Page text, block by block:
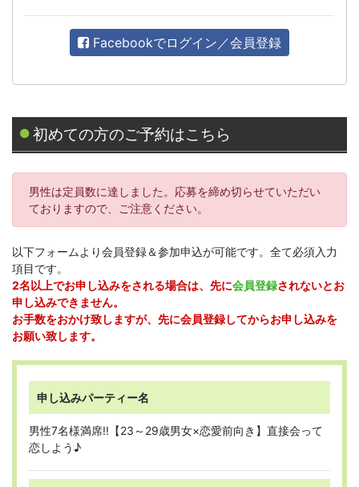
Facebookでログイン／会員登録
初めての方のご予約はこちら
男性は定員数に達しました。応募を締め切らせていただい
ておりますので、ご注意ください。
以下フォームより会員登録＆参加申込が可能です。全て必須入力
項目です。
2名以上でお申し込みをされる場合は、先に会員登録されないとお
申し込みできません。
お手数をおかけ致しますが、先に会員登録してからお申し込みを
お願い致します。
申し込みパーティー名
男性7名様満席!!【23～29歳男女×恋愛前向き】直接会って
恋しよう♪